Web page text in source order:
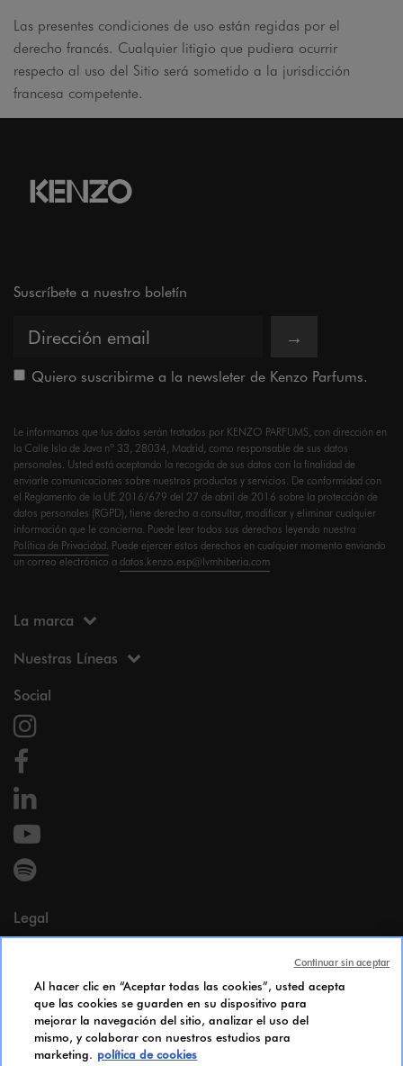
Las presentes condiciones de uso están regidas por el
derecho francés. Cualquier litigio que pudiera ocurrir
respecto al uso del Sitio será sometido a la jurisdicción
francesa competente.
Suscríbete a nuestro boletín
→
Quiero suscribirme a la newsleter de Kenzo Parfums.
Le informamos que tus datos serán tratados por KENZO PARFUMS, con dirección en
la Calle Isla de Java nº 33, 28034, Madrid, como responsable de sus datos
personales. Usted está aceptando la recogida de sus datos con la finalidad de
enviarle comunicaciones sobre nuestros productos y servicios. De conformidad con
el Reglamento de la UE 2016/679 del 27 de abril de 2016 sobre la protección de
datos personales (RGPD), tiene derecho a consultar, modificar y eliminar cualquier
información que le concierna. Puede leer todos sus derechos leyendo nuestra
Política de Privacidad. Puede ejercer estos derechos en cualquier momento enviando
un correo electrónico adatos.kenzo.esp@lvmhiberia.com
La marca
Nuestras Líneas
Social
Legal
Menciones legales
Cookie Policy
Accesibilidad
Índice de igualdad de género
Candidates Information Notice
Al hacer clic en “Aceptar todas las cookies”, usted acepta
que las cookies se guarden en su dispositivo para
mejorar la navegación del sitio, analizar el uso del
mismo, y colaborar con nuestros estudios para
marketing. política de cookies
Continuar sin aceptar